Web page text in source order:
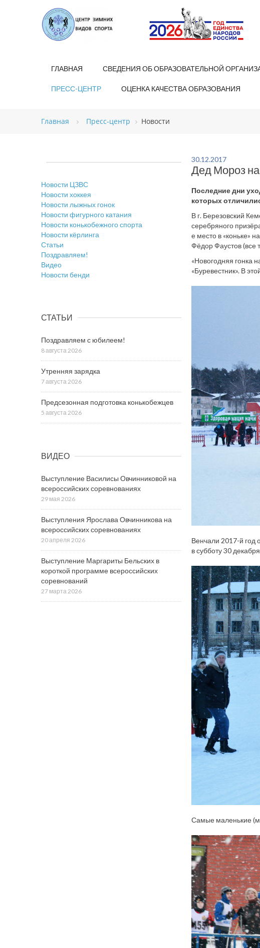
ГЛАВНАЯ СВЕДЕНИЯ ОБ ОБРАЗОВАТЕЛЬНОЙ
ПРЕСС-ЦЕНТР ОЦЕНКА КАЧЕСТВА ОБРАЗОВАНИЯ
Главная Пресс-центр Новости
30.12.2017
Дед Мороз
Последние дни
которых
В г. Березовский
серебряного
е место в «коньке»
Фёдор Фаустов (все
«Новогодняя гонка
«Буревестник». В
Венчали 2017-й
в субботу 30
Самые маленькие
Новости ЦЗВС
Новости хоккея
Новости лыжных гонок
Новости фигурного катания
Новости конькобежного спорта
Новости кёрлинга
Статьи
Поздравляем!
Видео
Новости бенди
СТАТЬИ
Поздравляем с юбилеем!
8 августа 2026
Утренняя зарядка
7 августа 2026
Предсезонная подготовка конькобежцев
5 августа 2026
ВИДЕО
Выступление Василисы Овчинниковой на
всероссийских соревнованиях
29 мая 2026
Выступления Ярослава Овчинникова на
всероссийских соревнованиях
20 апреля 2026
Выступление Маргариты Бельских в
короткой программе всероссийских
соревнований
27 марта 2026